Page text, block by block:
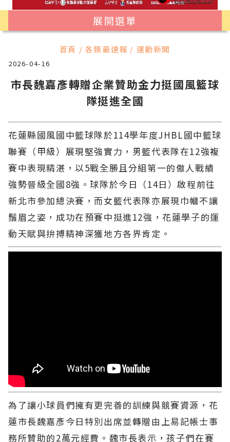
展開選單
首頁 / 各類最速報 / 運動新聞
2026-04-16
市長魏嘉彥轉贈企業贊助金力挺國風籃球
隊挺進全國
花蓮縣國風國中籃球隊於114學年度JHBL國中籃球
聯賽（甲級）展現堅強實力，男籃代表隊在12強複
賽中表現精湛，以5戰全勝且分組第一的傲人戰績
強勢晉級全國8強。球隊於今日（14日）啟程前往
新北市參加總決賽，而女籃代表隊亦展現巾幗不讓
鬚眉之姿，成功在預賽中挺進12強，花蓮學子的運
動天賦與拚搏精神深獲地方各界肯定。
為了讓小球員們擁有更完善的訓練與競賽資源，花
蓮市長魏嘉彥今日特別出席並轉贈由上易記帳士事
務所贊助的2萬元經費。魏市長表示，孩子們在賽